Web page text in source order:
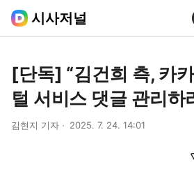
시사저널
[단독] “김건희 측, 카
털 서비스 댓글 관리하
김현지 기자 2025. 7. 24. 14:01